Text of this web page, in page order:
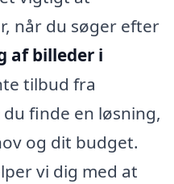
når du søger efter
af billeder i
tilbud fra
finde en løsning,
og dit budget.
vi dig med at